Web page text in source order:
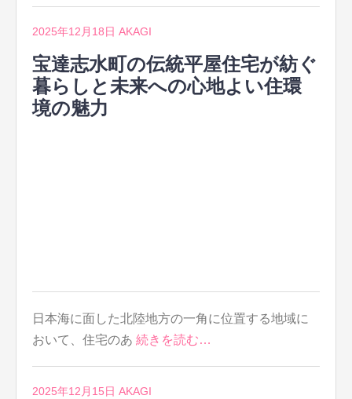
2025年12月18日 AKAGI
宝達志水町の伝統平屋住宅が紡ぐ
暮らしと未来への心地よい住環
境の魅力
日本海に面した北陸地方の一角に位置する地域に
おいて、住宅のあ 続きを読む…
2025年12月15日 AKAGI